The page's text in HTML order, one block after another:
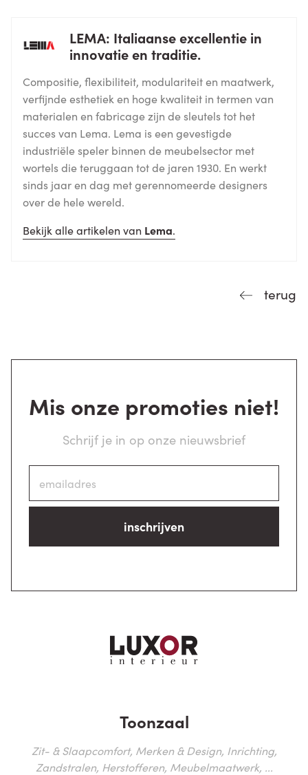
LEMA: Italiaanse excellentie in
innovatie en traditie.
Compositie, flexibiliteit, modulariteit en maatwerk,
verfijnde esthetiek en hoge kwaliteit in termen van
materialen en fabricage zijn de sleutels tot het
succes van Lema. Lema is een gevestigde
industriële speler binnen de meubelsector met
wortels die teruggaan tot de jaren 1930. En werkt
sinds jaar en dag met gerennomeerde designers
over de hele wereld.
Bekijk alle artikelen van Lema.
terug
Mis onze promoties niet!
Schrijf je in op onze nieuwsbrief
inschrijven
Toonzaal
Zit- & Slaapcomfort, Merken & Design, Inrichting,
Zandstralen, Herstofferen, Meubelmaatwerk, ...